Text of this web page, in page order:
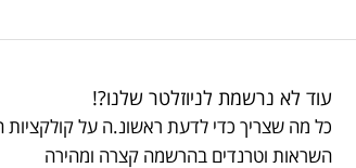
עוד לא נרשמת לניוזלטר שלנו?!
כל מה שצריך כדי לדעת ראשונ.ה על
השראות וטרנדים בהרשמה קצרה ומהירה